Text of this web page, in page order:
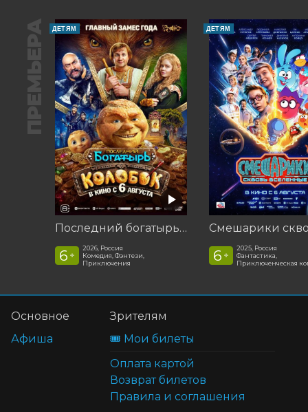
ПРЕМЬЕРА ДЕТЯМ
Последний богатырь. Колобок
6 +
2026, Россия
Комедия, Фэнтези,
Приключения
ДЕТЯМ
6 +
2025, Россия
Фантастика,
Приключенческая
Основное
Афиша
Зрителям
🎟️ Мои билеты
Оплата картой
Возврат билетов
Правила и соглашения